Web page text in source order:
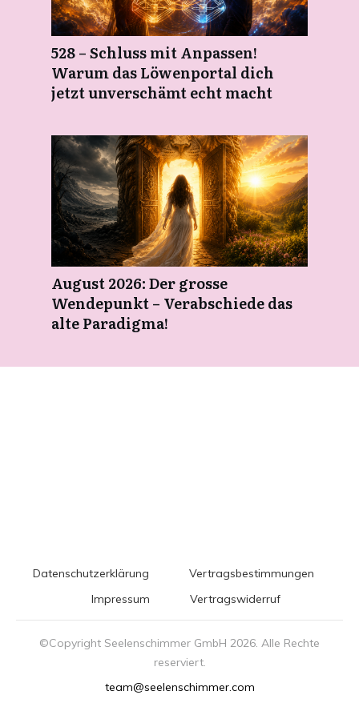
528 – Schluss mit Anpassen!
Warum das Löwenportal dich
jetzt unverschämt echt macht
August 2026: Der grosse
Wendepunkt – Verabschiede das
alte Paradigma!
Datenschutzerklärung
Vertragsbestimmungen
Impressum
Vertragswiderruf
©Copyright Seelenschimmer GmbH 2026. Alle Rechte
reserviert.
team@seelenschimmer.com